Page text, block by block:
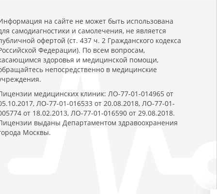
на сайте не может быть использована
самодиагностики и самолечения, не является
офертой (ст. 437 ч. 2 Гражданского кодекса
Федерации). По всем вопросам,
здоровья и медицинской помощи,
непосредственно в медицинские
медицинских клиник: ЛО-77-01-014965 от
ЛО-77-01-016533 от 20.08.2018, ЛО-77-01-
от 18.02.2013, ЛО-77-01-016590 от 29.08.2018.
выданы Департаментом здравоохранения
Москвы.